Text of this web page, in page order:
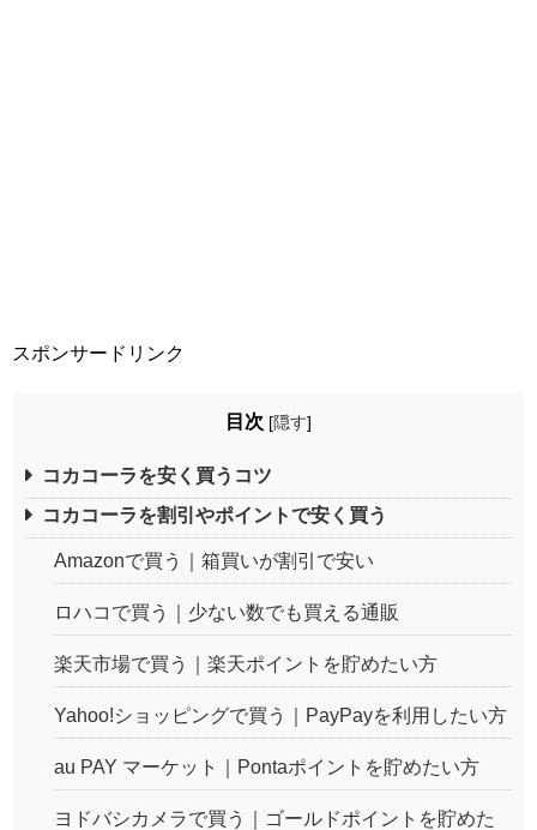
スポンサードリンク
目次 [隠す]
コカコーラを安く買うコツ
コカコーラを割引やポイントで安く買う
Amazonで買う｜箱買いが割引で安い
ロハコで買う｜少ない数でも買える通販
楽天市場で買う｜楽天ポイントを貯めたい方
Yahoo!ショッピングで買う｜PayPayを利用したい方
au PAY マーケット｜Pontaポイントを貯めたい方
ヨドバシカメラで買う｜ゴールドポイントを貯めた